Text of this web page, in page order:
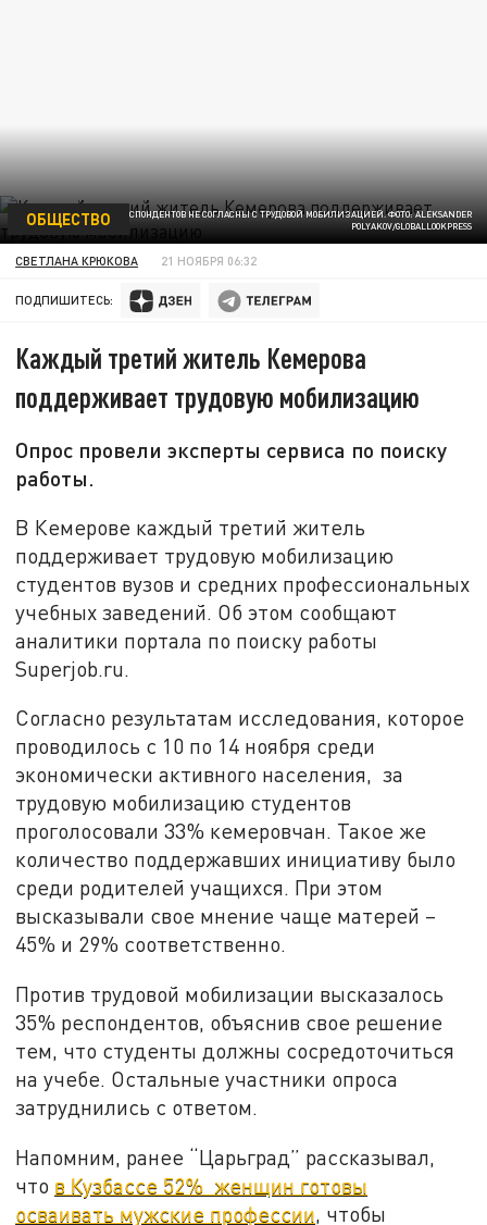
ЧУТЬ БОЛЬШЕ ТРЕТИ РЕСПОНДЕНТОВ НЕ СОГЛАСНЫ С ТРУДОВОЙ МОБИЛИЗАЦИЕЙ. ФОТО: ALEKSANDER
POLYAKOV/GLOBALLOOKPRESS
ОБЩЕСТВО
СВЕТЛАНА КРЮКОВА 21 НОЯБРЯ 06:32
ПОДПИШИТЕСЬ:
Каждый третий житель Кемерова
поддерживает трудовую мобилизацию
Опрос провели эксперты сервиса по поиску
работы.
В Кемерове каждый третий житель
поддерживает трудовую мобилизацию
студентов вузов и средних профессиональных
учебных заведений. Об этом сообщают
аналитики портала по поиску работы
Superjob.ru.
Согласно результатам исследования, которое
проводилось с 10 по 14 ноября среди
экономически активного населения, за
трудовую мобилизацию студентов
проголосовали 33% кемеровчан. Такое же
количество поддержавших инициативу было
среди родителей учащихся. При этом
высказывали свое мнение чаще матерей –
45% и 29% соответственно.
Против трудовой мобилизации высказалось
35% респондентов, объяснив свое решение
тем, что студенты должны сосредоточиться
на учебе. Остальные участники опроса
затруднились с ответом.
Напомним, ранее “Царьград” рассказывал,
что в Кузбассе 52% женщин готовы
осваивать мужские профессии, чтобы